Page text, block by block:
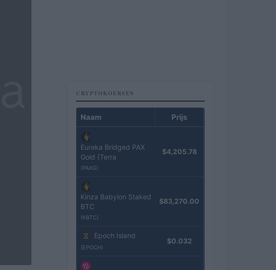
CRYPTOKOERSEN
Naam Prijs
Eureka Bridged PAX
Gold (Terra
(PAXG)
$4,205.78
Kinza Babylon Staked
BTC
(KBTC)
$83,270.00
Epoch Island
(EPOCH)
$0.032